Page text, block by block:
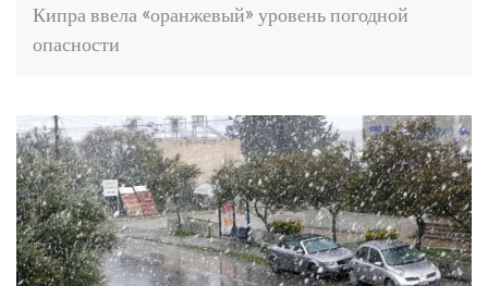
Кипра ввела «оранжевый» уровень погодной
опасности